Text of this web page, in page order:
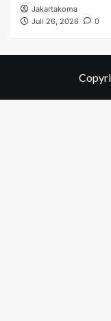
Jakartakoma
Juli 26, 2026
0